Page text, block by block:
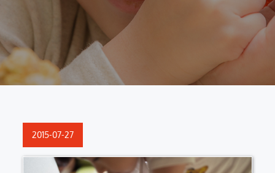
Posted
on
2015-07-27